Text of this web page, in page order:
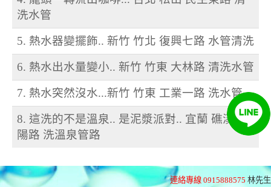
洗水管
5. 熱水器變擺飾.. 新竹 竹北 復興七路 水管清洗
6. 熱水出水量變小.. 新竹 竹東 大林路 清洗水管
7. 熱水突然沒水...新竹 竹東 工業一路 洗水管
8. 這洗的不是溫泉.. 是泥漿派對.. 宜蘭 礁溪 德
陽路 洗溫泉管路
連絡專線 0915888575 林先生